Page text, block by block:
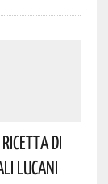
Di
Lucani